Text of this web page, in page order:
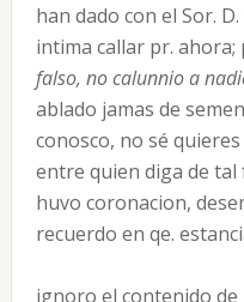
han dado con el Sor.
intima callar pr. ahora;
falso, no calunnio a
ablado jamas de
conosco, no sé
entre quien diga de tal
huvo coronacion,
recuerdo en qe.
ignoro el contenido de